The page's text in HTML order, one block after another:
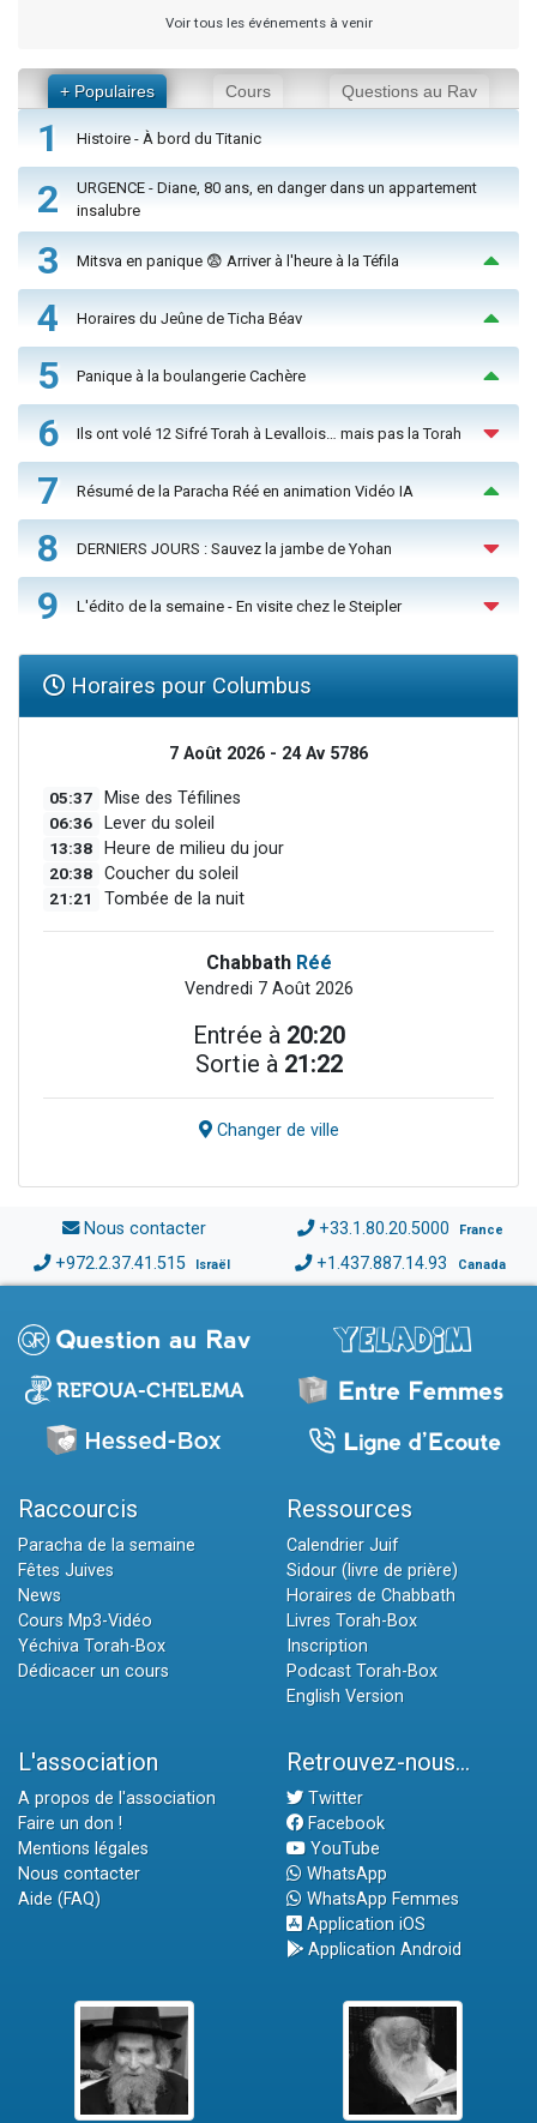
Voir tous les événements à venir
+ Populaires Cours Questions au Rav
1 Histoire - À bord du Titanic
2
URGENCE - Diane, 80 ans, en danger dans un appartement
insalubre
3 Mitsva en panique 😨 Arriver à l'heure à la Téfila
4 Horaires du Jeûne de Ticha Béav
5 Panique à la boulangerie Cachère
6 Ils ont volé 12 Sifré Torah à Levallois… mais pas la Torah
7 Résumé de la Paracha Réé en animation Vidéo IA
8 DERNIERS JOURS : Sauvez la jambe de Yohan
9 L'édito de la semaine - En visite chez le Steipler
Horaires pour Columbus
7 Août 2026 - 24 Av 5786
05:37 Mise des Téfilines
06:36 Lever du soleil
13:38 Heure de milieu du jour
20:38 Coucher du soleil
21:21 Tombée de la nuit
Chabbath Réé
Vendredi 7 Août 2026
Entrée à 20:20
Sortie à 21:22
Changer de ville
Nous contacter +33.1.80.20.5000 France
+972.2.37.41.515 Israël +1.437.887.14.93 Canada
Raccourcis
Paracha de la semaine
Fêtes Juives
News
Cours Mp3-Vidéo
Yéchiva Torah-Box
Dédicacer un cours
Ressources
Calendrier Juif
Sidour (livre de prière)
Horaires de Chabbath
Livres Torah-Box
Inscription
Podcast Torah-Box
English Version
L'association
A propos de l'association
Faire un don !
Mentions légales
Nous contacter
Aide (FAQ)
Retrouvez-nous...
Twitter
Facebook
YouTube
WhatsApp
WhatsApp Femmes
Application iOS
Application Android